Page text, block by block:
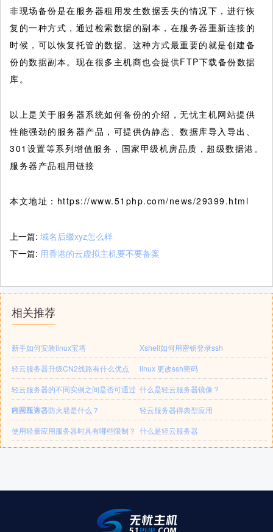
非现场备份是在服务器租用发生数据丢失的情况下，进行恢
复的一种方式，通过检索数据的副本，在服务器重新连接的
时候，可以恢复托管的数据。这种方式最重要的就是创建备
份的数据副本。现在很多主机商也会提供FTP下载备份数据
库。
以上是关于服务器系统如何备份的介绍，无忧主机网站提供
性能强劲的服务器产品，可提供伪静态、数据库导入导出、
301设置等系列增值服务，国家甲级机房品质，超级数据港。
服务器产品租用链接
本文地址：https://www.51php.com/news/29399.html
上一篇: 域名后缀xyz怎么样
下一篇: 用香港的云虚拟主机要不要备案
相关推荐
新手如何安装linux宝塔
Xshell如何用密钥登录ssh
轻云服务器升级CN2线路有什么优点
linux 更改ssh密码
轻云服务器的不同实例之间是否可通过
内网互访？
什么是轻云服务器镜像？
轻云服务器防火墙是什么？
轻云服务器得典型应用
使用轻量应用服务器时具有哪些限制？ 什么是轻云服务器